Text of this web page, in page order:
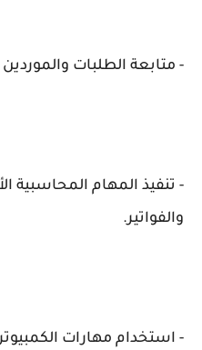
- متابعة الطلبات
- تنفيذ المهام المحاسبية
والفواتير.
- استخدام مهارات